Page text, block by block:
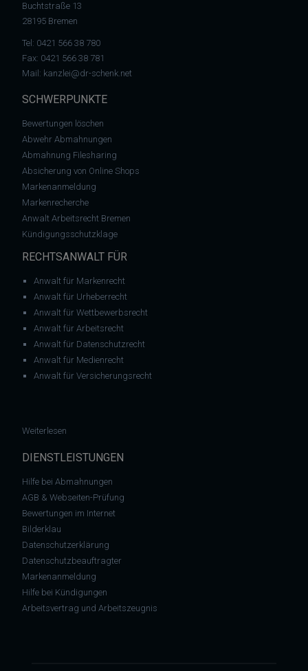
Buchtstraße 13
28195 Bremen
Tel: 0421 566 38 780
Fax: 0421 566 38 781
Mail: kanzlei@dr-schenk.net
SCHWERPUNKTE
Bewertungen löschen
Abwehr Abmahnungen
Abmahnung Filesharing
Absicherung von Online Shops
Markenanmeldung
Markenrecherche
Anwalt Arbeitsrecht Bremen
Kündigungsschutzklage
RECHTSANWALT FÜR
Anwalt für Markenrecht
Anwalt für Urheberrecht
Anwalt für Wettbewerbsrecht
Anwalt für Arbeitsrecht
Anwalt für Datenschutzrecht
Anwalt für Medienrecht
Anwalt für Versicherungsrecht
Weiterlesen
DIENSTLEISTUNGEN
Hilfe bei Abmahnungen
AGB & Webseiten-Prüfung
Bewertungen im Internet
Bilderklau
Datenschutzerklärung
Datenschutzbeauftragter
Markenanmeldung
Hilfe bei Kündigungen
Arbeitsvertrag und Arbeitszeugnis